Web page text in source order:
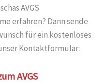
AVGS
erfahren? Dann sende
für ein kostenloses
Kontaktformular:
AVGS